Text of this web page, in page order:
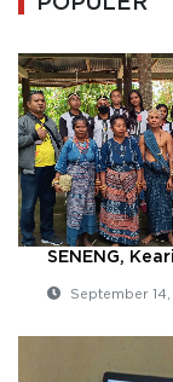
SENENG,
September